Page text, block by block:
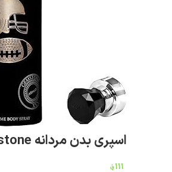
اسپری بدن مردانه Gemstone
۱۱۱؋